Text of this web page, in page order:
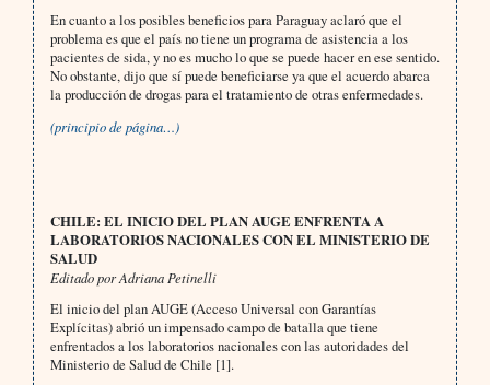
En cuanto a los posibles beneficios para Paraguay aclaró que el
problema es que el país no tiene un programa de asistencia a los
pacientes de sida, y no es mucho lo que se puede hacer en ese sentido.
No obstante, dijo que sí puede beneficiarse ya que el acuerdo abarca
la producción de drogas para el tratamiento de otras enfermedades.
(principio de página…)
CHILE: EL INICIO DEL PLAN AUGE ENFRENTA A
LABORATORIOS NACIONALES CON EL MINISTERIO DE
SALUD
Editado por Adriana Petinelli
El inicio del plan AUGE (Acceso Universal con Garantías
Explícitas) abrió un impensado campo de batalla que tiene
enfrentados a los laboratorios nacionales con las autoridades del
Ministerio de Salud de Chile [1].